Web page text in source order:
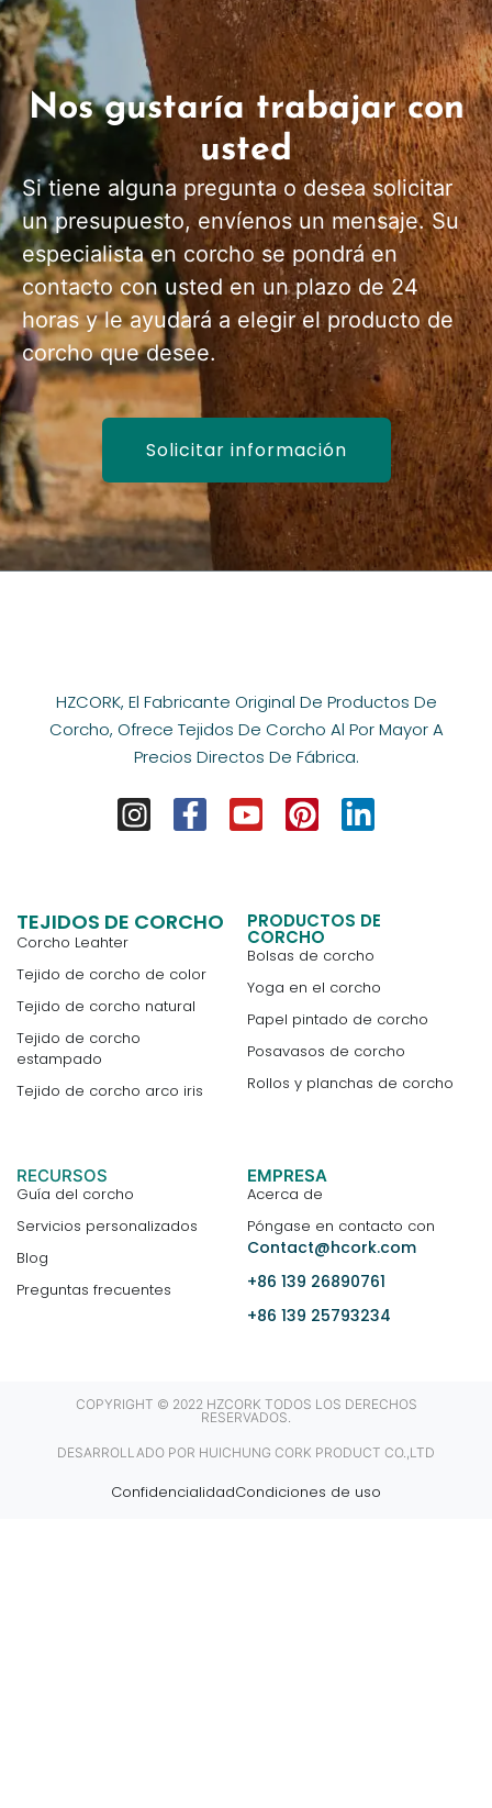
Nos gustaría trabajar con
usted
Si tiene alguna pregunta o desea solicitar
un presupuesto, envíenos un mensaje. Su
especialista en corcho se pondrá en
contacto con usted en un plazo de 24
horas y le ayudará a elegir el producto de
corcho que desee.
Solicitar información
HZCORK, El Fabricante Original De Productos De
Corcho, Ofrece Tejidos De Corcho Al Por Mayor A
Precios Directos De Fábrica.
TEJIDOS DE CORCHO
Corcho Leahter
Tejido de corcho de color
Tejido de corcho natural
Tejido de corcho
estampado
Tejido de corcho arco iris
PRODUCTOS DE
CORCHO
Bolsas de corcho
Yoga en el corcho
Papel pintado de corcho
Posavasos de corcho
Rollos y planchas de corcho
RECURSOS
Guía del corcho
Servicios personalizados
Blog
Preguntas frecuentes
EMPRESA
Acerca de
Póngase en contacto con
Contact@hcork.com
+86 139 26890761
+86 139 25793234
COPYRIGHT © 2022 HZCORK TODOS LOS DERECHOS
RESERVADOS.
DESARROLLADO POR HUICHUNG CORK PRODUCT CO.,LTD
ConfidencialidadCondiciones de uso